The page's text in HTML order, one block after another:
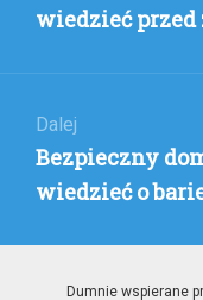
wpis:
wiedzieć przed
Dalej
Następny
wpis:
Bezpieczny
wiedzieć o
Dumnie wspierane